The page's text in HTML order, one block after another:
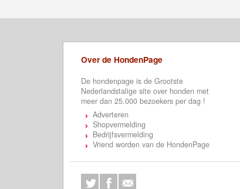
Over de HondenPage
De hondenpage is de Grootste
Nederlandstalige site over honden met
meer dan 25.000 bezoekers per dag !
Adverteren
Shopvermelding
Bedrijfsvermelding
Vriend worden van de HondenPage